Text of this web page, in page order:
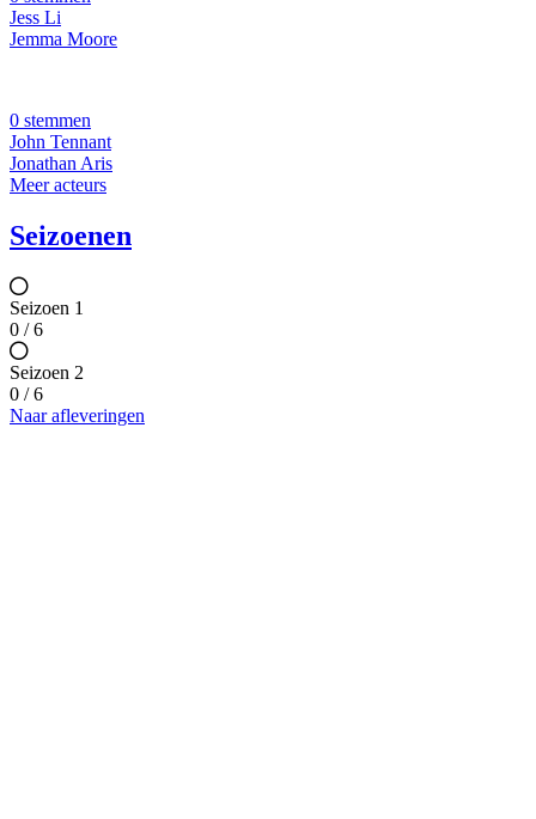
Jess Li
Jemma Moore
0 stemmen
John Tennant
Jonathan Aris
Meer acteurs
Seizoenen
Seizoen 1
0 / 6
Seizoen 2
0 / 6
Naar afleveringen